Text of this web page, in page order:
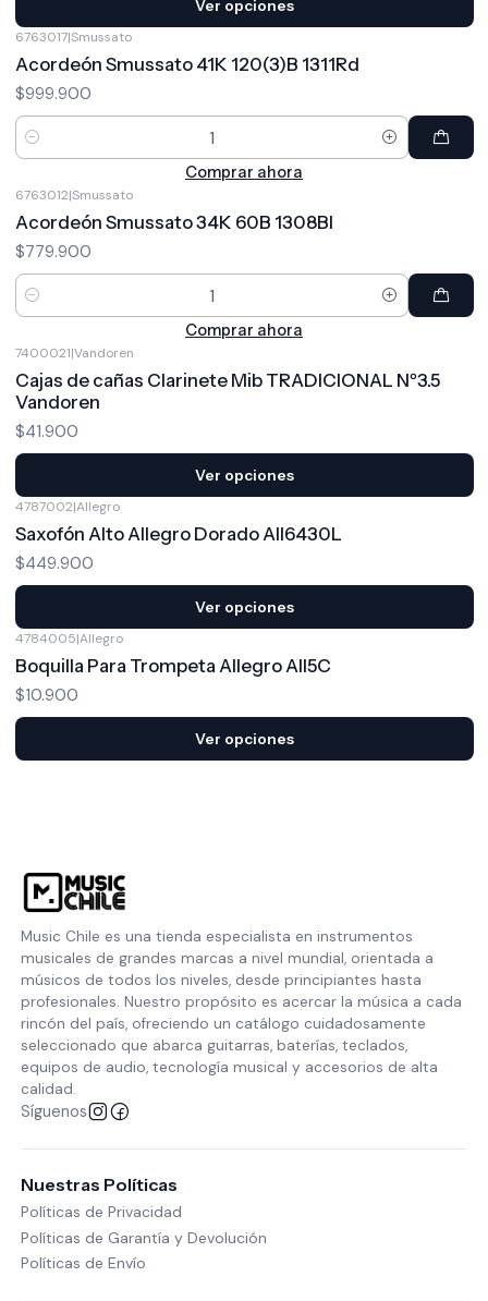
Ver opciones
6763017|Smussato
Acordeón Smussato 41K 120(3)B 1311Rd
$999.900
Cantidad
Comprar ahora
6763012|Smussato
Acordeón Smussato 34K 60B 1308Bl
$779.900
Cantidad
Comprar ahora
7400021|Vandoren
Cajas de cañas Clarinete Mib TRADICIONAL Nº3.5
Vandoren
$41.900
Ver opciones
4787002|Allegro
Saxofón Alto Allegro Dorado All6430L
$449.900
Ver opciones
4784005|Allegro
Boquilla Para Trompeta Allegro All5C
$10.900
Ver opciones
Music Chile es una tienda especialista en instrumentos
musicales de grandes marcas a nivel mundial, orientada a
músicos de todos los niveles, desde principiantes hasta
profesionales. Nuestro propósito es acercar la música a cada
rincón del país, ofreciendo un catálogo cuidadosamente
seleccionado que abarca guitarras, baterías, teclados,
equipos de audio, tecnología musical y accesorios de alta
calidad.
Síguenos
Nuestras Políticas
Políticas de Privacidad
Políticas de Garantía y Devolución
Políticas de Envío